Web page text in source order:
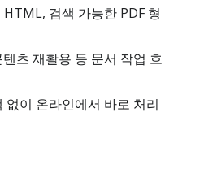
검색 가능한 PDF 형
츠 재활용 등 문서 작업 흐
없이 온라인에서 바로 처리